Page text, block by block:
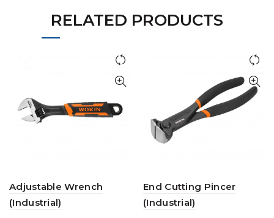
RELATED PRODUCTS
Adjustable Wrench
(Industrial)
End Cutting Pincer
(Industrial)